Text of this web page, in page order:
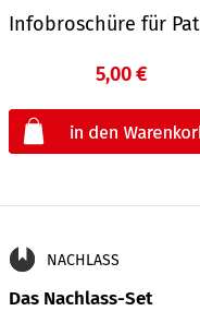
Infobroschüre für
5,00 €
NACHLASS
Das Nachlass-Set